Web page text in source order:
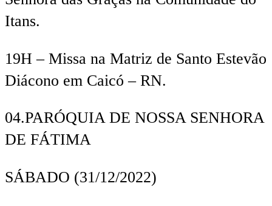
Itans.
19H – Missa na Matriz de Santo Estevão
Diácono em Caicó – RN.
04.PARÓQUIA DE NOSSA SENHORA
DE FÁTIMA
SÁBADO (31/12/2022)